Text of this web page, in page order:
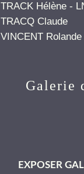
TRACK Hélène -
TRACQ Claude
VINCENT Rolande
Galerie
EXPOSER